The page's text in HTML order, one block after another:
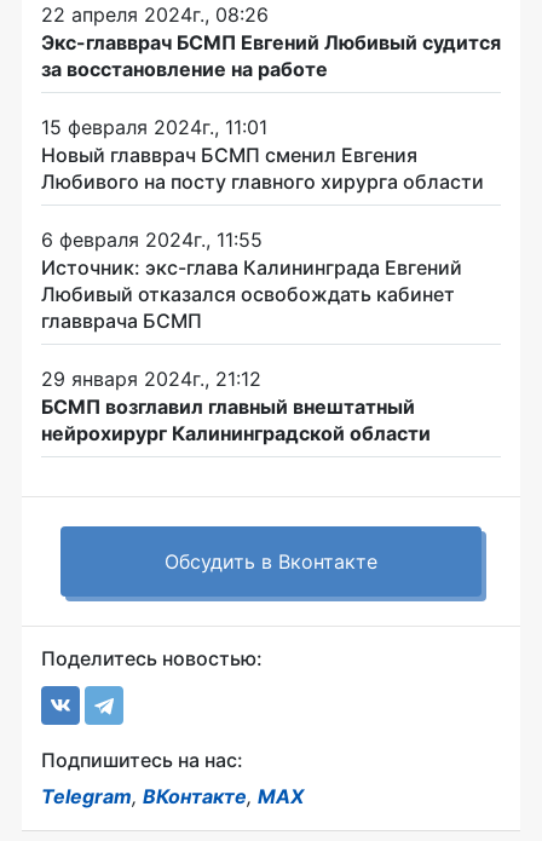
22 апреля 2024г., 08:26
Экс-главврач БСМП Евгений Любивый судится
за восстановление на работе
15 февраля 2024г., 11:01
Новый главврач БСМП сменил Евгения
Любивого на посту главного хирурга области
6 февраля 2024г., 11:55
Источник: экс-глава Калининграда Евгений
Любивый отказался освобождать кабинет
главврача БСМП
29 января 2024г., 21:12
БСМП возглавил главный внештатный
нейрохирург Калининградской области
Обсудить в Вконтакте
Поделитесь новостью:
Подпишитесь на нас:
Telegram, ВКонтакте, MAX